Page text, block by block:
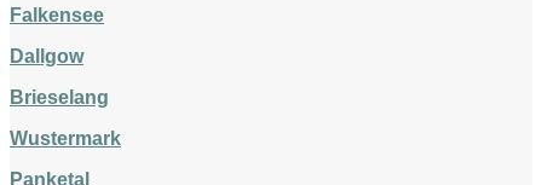
Falkensee
Dallgow
Brieselang
Wustermark
Panketal